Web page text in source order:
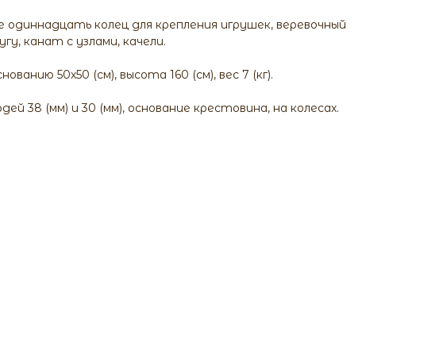
одиннадцать колец для крепления игрушек, веревочный
канат с узлами, качели.
50х50 (см), высота 160 (см), вес 7 (кг).
38 (мм) и 30 (мм), основание крестовина, на колесах.